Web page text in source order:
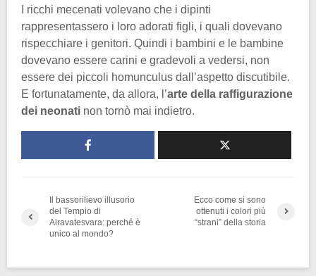
I ricchi mecenati volevano che i dipinti
rappresentassero i loro adorati figli, i quali dovevano
rispecchiare i genitori. Quindi i bambini e le bambine
dovevano essere carini e gradevoli a vedersi, non
essere dei piccoli homunculus dall’aspetto discutibile.
E fortunatamente, da allora, l’arte della raffigurazione
dei neonati non tornò mai indietro.
Il bassorilievo illusorio
del Tempio di
Airavatesvara: perché è
unico al mondo?
Ecco come si sono
ottenuti i colori più
“strani” della storia